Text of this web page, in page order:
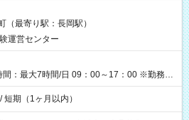
験 8:30～17:30（休憩1時間） 時給1,300円
円＋交通費 ※当日の役割により時給＋100
試験 7:00～13:30（休憩なし） 時給1,300
×6時間＝日収8,400円＋交通費 【試用期
（最寄り駅：長岡駅）
運営センター
間：最大7時間/日 09：00～17：00 ※勤務時
なります。
期（1ヶ月以内）